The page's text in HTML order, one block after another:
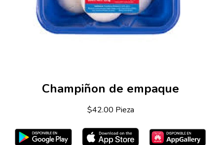
Champiñon de empaque
$42.00 Pieza